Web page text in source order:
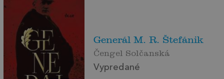
Generál M. R. Štefánik
Čengel Solčanská
Vypredané